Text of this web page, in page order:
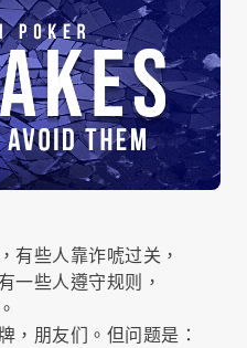
有些人靠诈唬过关，
一些人遵守规则，
，朋友们。但问题是：